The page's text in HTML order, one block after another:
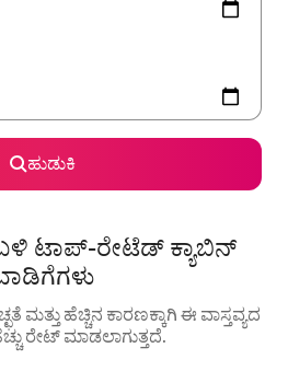
ಹುಡುಕಿ
ಟಾಪ್-ರೇಟೆಡ್ ಕ್ಯಾಬಿನ್
ಮತ್ತು ಹೆಚ್ಚಿನ ಕಾರಣಕ್ಕಾಗಿ ಈ ವಾಸ್ತವ್ಯದ
ರೇಟ್ ಮಾಡಲಾಗುತ್ತದೆ.